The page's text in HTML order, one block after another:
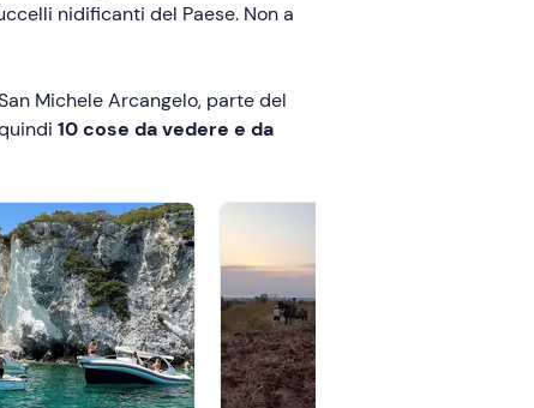
nidificanti del Paese. Non a
Michele Arcangelo, parte del
10 cose da vedere e da